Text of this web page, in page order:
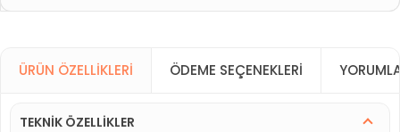
ÜRÜN ÖZELLIKLERI ÖDEME SEÇENEKLERI
TEKNİK ÖZELLİKLER